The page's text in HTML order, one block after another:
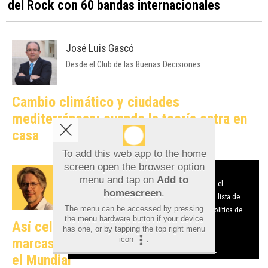
del Rock con 60 bandas internacionales
José Luis Gascó
Desde el Club de las Buenas Decisiones
Cambio climático y ciudades
mediterráneas: cuando la teoría entra en
casa
Javier Gosende
Catalizadores del Marketing Online
Así celebraron en redes sociales las
marcas alicantinas el triunfo de España en
el Mundial
To add this web app to the home
screen open the browser option
menu and tap on Add to
homescreen.
The menu can be accessed by pressing
the menu hardware button if your device
has one, or by tapping the top right menu
icon
.
Aviso sobre el Uso de cookies:
Utilizamos cookies nuestras y de terceros para el
funcionamiento del digital. Puedes consultar la lista de
cookies y como desconectarlas. Ver nuestra Política de
Privacidad y Cookies
Aceptar Cookies